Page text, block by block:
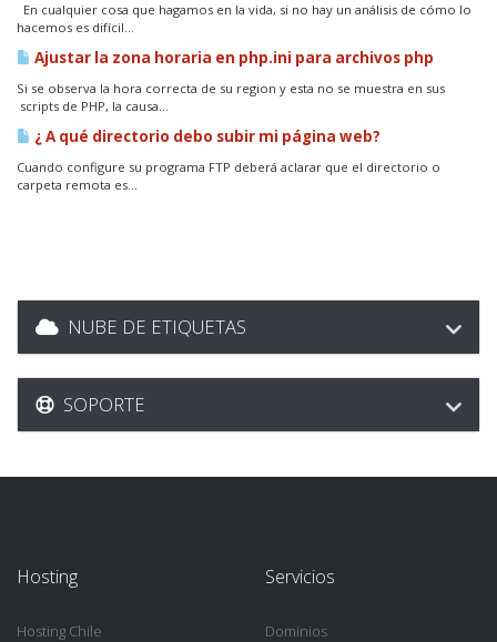
En cualquier cosa que hagamos en la vida, si no hay un análisis de cómo lo
hacemos es difícil...
Ajustar la zona horaria en php.ini para archivos php
Si se observa la hora correcta de su region y esta no se muestra en sus
scripts de PHP, la causa...
¿ A qué directorio debo subir mi página web?
Cuando configure su programa FTP deberá aclarar que el directorio o
carpeta remota es...
NUBE DE ETIQUETAS
SOPORTE
Hosting
Hosting Chile
Servicios
Dominios